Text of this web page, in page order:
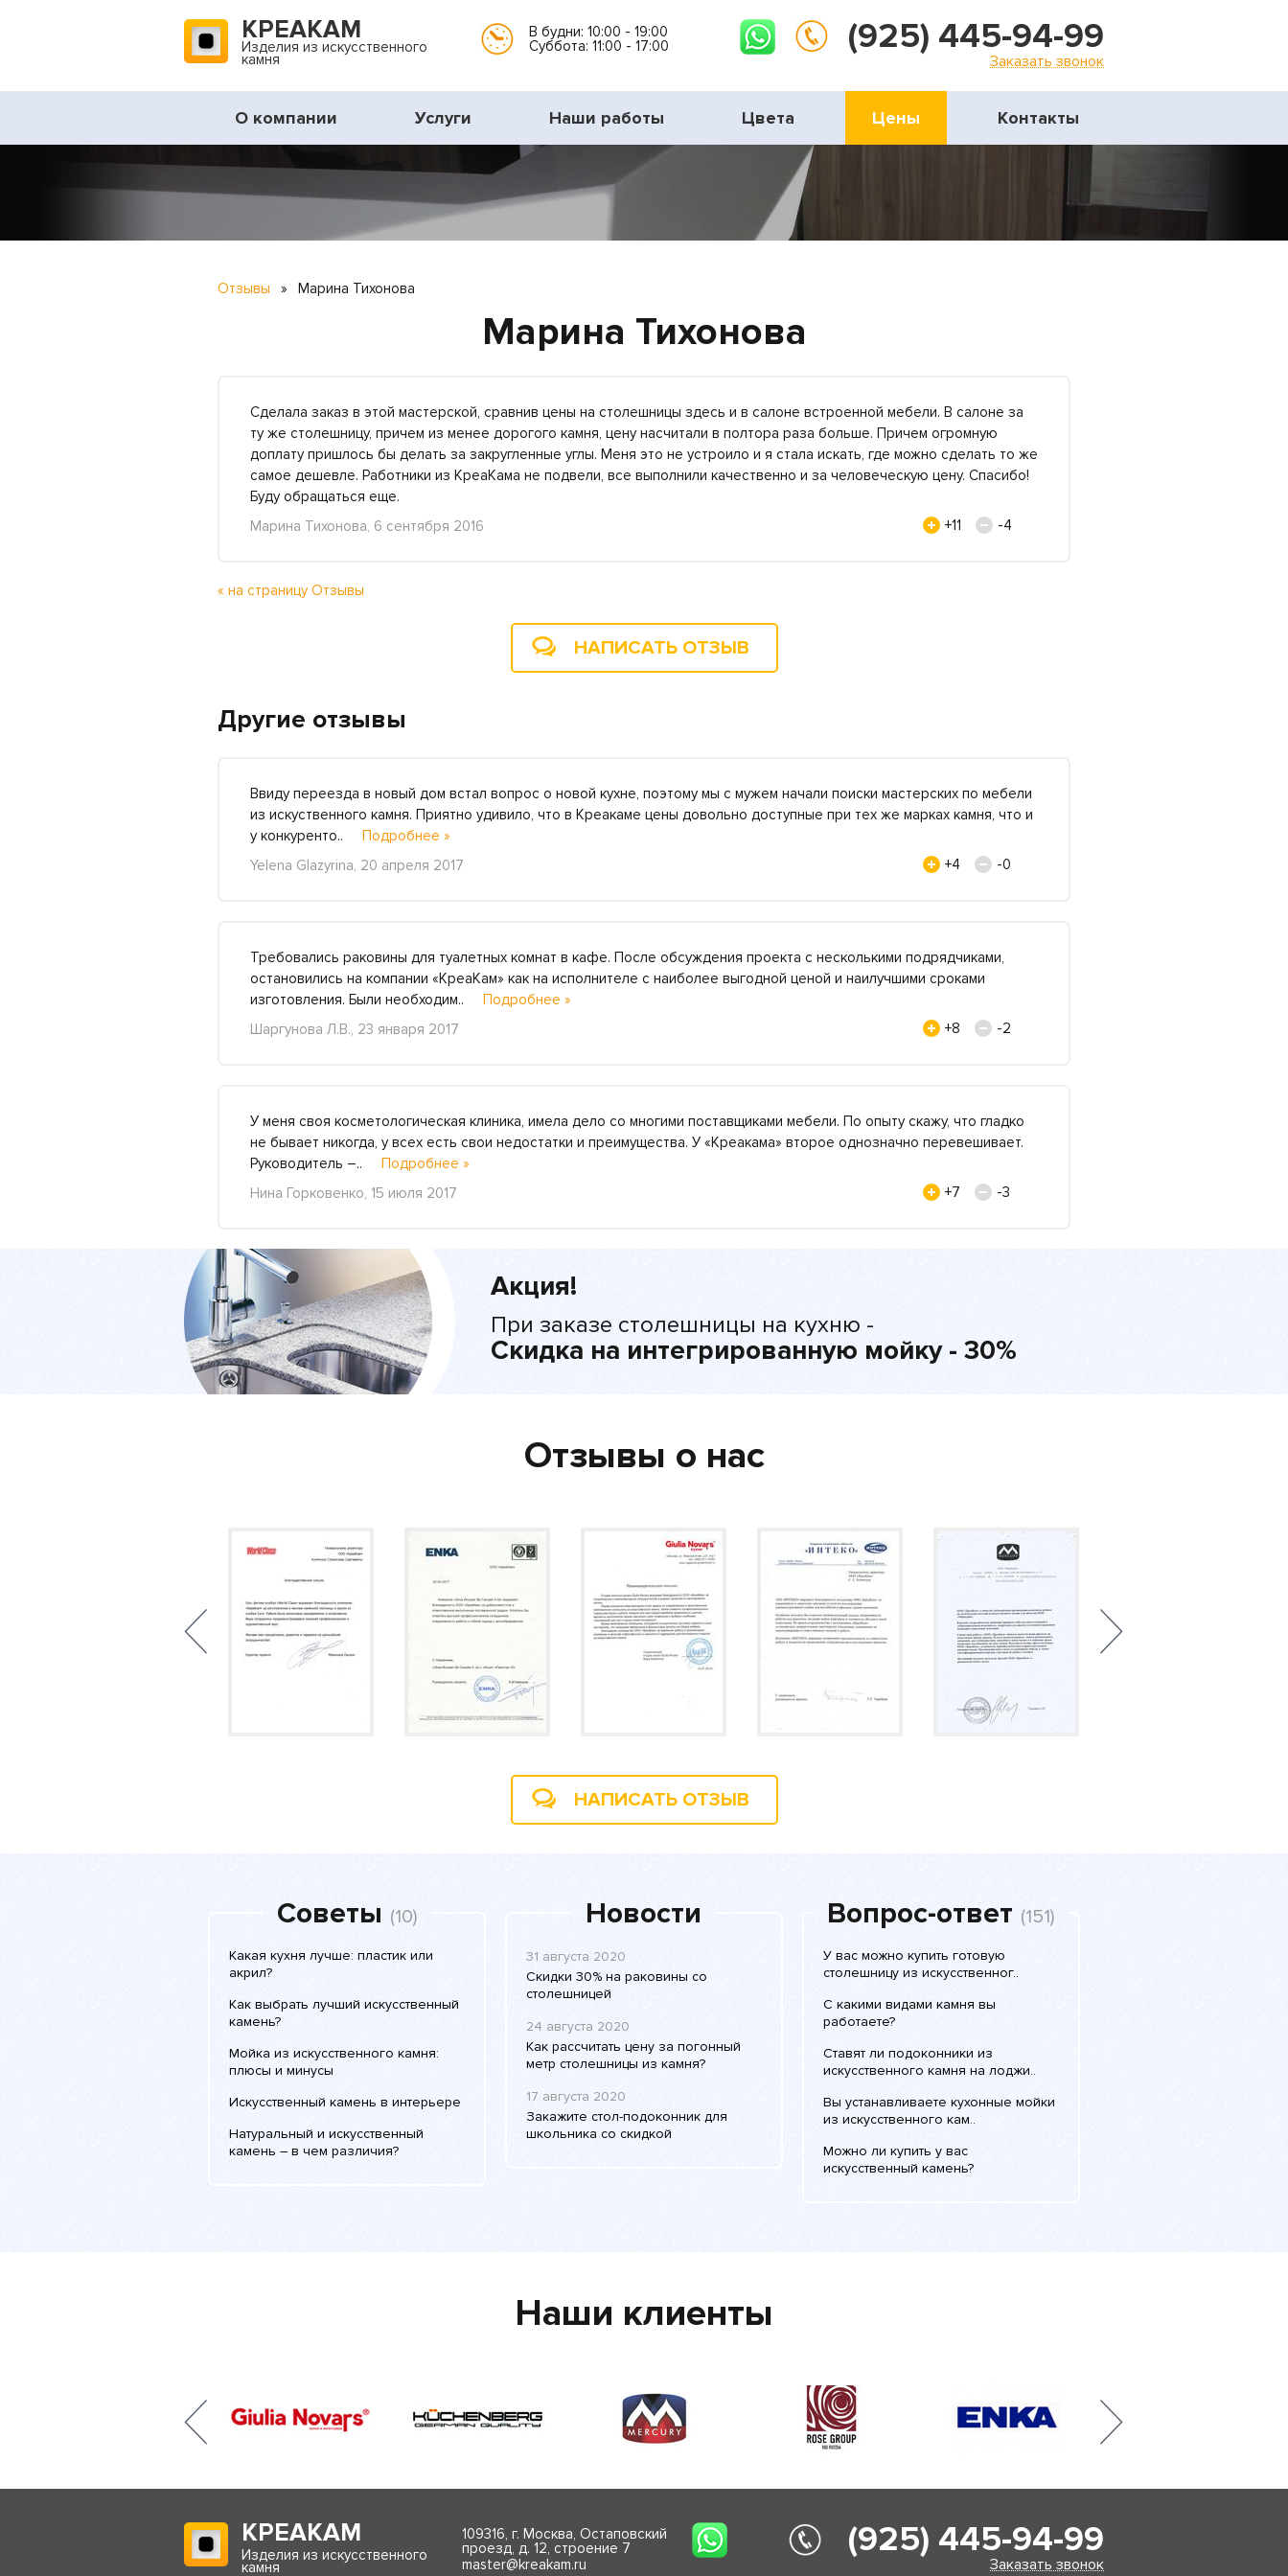
КРЕАКАМ
Изделия из искусственного
камня
В будни: 10:00 - 19:00
Суббота: 11:00 - 17:00
(925) 445-94-99
Заказать звонок
О компании Услуги Наши работы Цвета Цены Контакты
Отзывы » Марина Тихонова
Марина Тихонова
Сделала заказ в этой мастерской, сравнив цены на столешницы здесь и в салоне встроенной мебели. В салоне за
ту же столешницу, причем из менее дорогого камня, цену насчитали в полтора раза больше. Причем огромную
доплату пришлось бы делать за закругленные углы. Меня это не устроило и я стала искать, где можно сделать то же
самое дешевле. Работники из КреаКама не подвели, все выполнили качественно и за человеческую цену. Спасибо!
Буду обращаться еще.
+11
-4
Марина Тихонова, 6 сентября 2016
« на страницу Отзывы
НАПИСАТЬ ОТЗЫВ
Другие отзывы
Ввиду переезда в новый дом встал вопрос о новой кухне, поэтому мы с мужем начали поиски мастерских по мебели
из искуственного камня. Приятно удивило, что в Креакаме цены довольно доступные при тех же марках камня, что и
у конкуренто.. Подробнее »
+4
-0
Yelena Glazyrina, 20 апреля 2017
Требовались раковины для туалетных комнат в кафе. После обсуждения проекта с несколькими подрядчиками,
остановились на компании «КреаКам» как на исполнителе с наиболее выгодной ценой и наилучшими сроками
изготовления. Были необходим.. Подробнее »
+8
-2
Шаргунова Л.В., 23 января 2017
У меня своя косметологическая клиника, имела дело со многими поставщиками мебели. По опыту скажу, что гладко
не бывает никогда, у всех есть свои недостатки и преимущества. У «Креакама» второе однозначно перевешивает.
Руководитель –.. Подробнее »
+7
-3
Нина Горковенко, 15 июля 2017
Акция!
При заказе столешницы на кухню -
Скидка на интегрированную мойку - 30%
Отзывы о нас
НАПИСАТЬ ОТЗЫВ
Советы (10)
Какая кухня лучше: пластик или
акрил?
Как выбрать лучший искусственный
камень?
Мойка из искусственного камня:
плюсы и минусы
Искусственный камень в интерьере
Натуральный и искусственный
камень – в чем различия?
Новости
31 августа 2020
Скидки 30% на раковины со
столешницей
24 августа 2020
Как рассчитать цену за погонный
метр столешницы из камня?
17 августа 2020
Закажите стол-подоконник для
школьника со скидкой
Вопрос-ответ (151)
У вас можно купить готовую
столешницу из искусственног..
С какими видами камня вы
работаете?
Ставят ли подоконники из
искусственного камня на лоджи..
Вы устанавливаете кухонные мойки
из искусственного кам..
Можно ли купить у вас
искусственный камень?
Наши клиенты
КРЕАКАМ
Изделия из искусственного
камня
109316, г. Москва, Остаповский
проезд, д. 12, строение 7
master@kreakam.ru
(925) 445-94-99
Заказать звонок